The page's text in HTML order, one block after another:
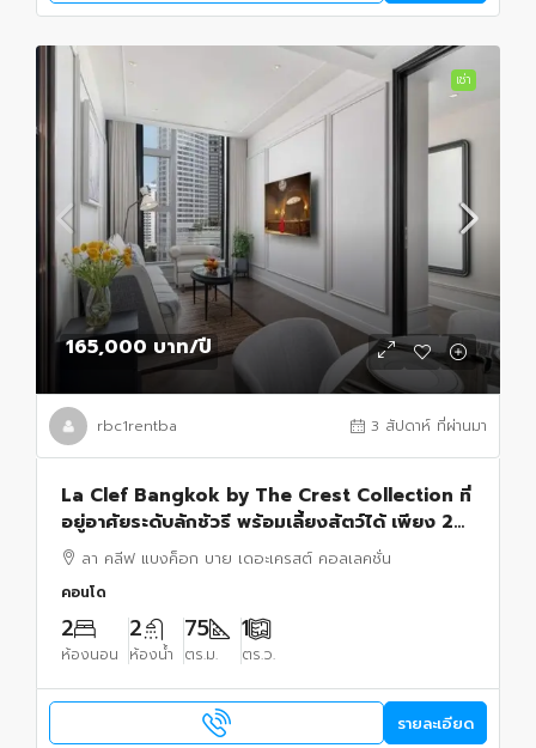
เช่า
165,000 บาท/ปี
rbc1rentba 3 สัปดาห์ ที่ผ่านมา
La Clef Bangkok by The Crest Collection ที่
อยู่อาศัยระดับลักชัวรี พร้อมเลี้ยงสัตว์ได้ เพียง 20
เมตรจาก BTS ทองหล่อ
ลา คลีฟ แบงค็อก บาย เดอะเครสต์ คอลเลคชั่น
คอนโด
2
ห้องนอน
2
ห้องน้ำ
75
ตร.ม.
1
ตร.ว.
รายละเอียด